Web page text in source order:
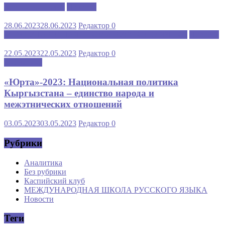
28.06.202328.06.2023 Редактор 0
22.05.202322.05.2023 Редактор 0
«Юрта»-2023: Национальная политика
Кыргызстана – единство народа и
межэтнических отношений
03.05.202303.05.2023 Редактор 0
Рубрики
Аналитика
Без рубрики
Каспийский клуб
МЕЖДУНАРОДНАЯ ШКОЛА РУССКОГО ЯЗЫКА
Новости
Теги